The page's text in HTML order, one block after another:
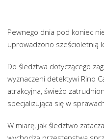
Pewnego dnia pod koniec
uprowadzono sześcioletnią
Do śledztwa dotyczącego
wyznaczeni detektywi Rino
atrakcyjna, świeżo
specjalizująca się w
W miarę, jak śledztwo